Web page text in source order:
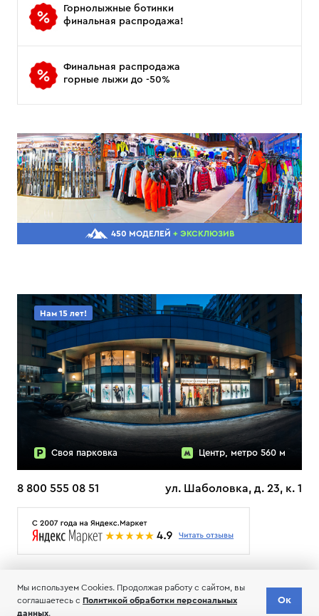
Доставка
Добавить в корзину
Горнолыжные ботинки
финальная распродажа!
Финальная распродажа
горные лыжи до -50%
450 МОДЕЛЕЙ + ЭКСКЛЮЗИВ
Нам 15 лет!
Своя парковка Центр, метро 560 м
8 800 555 08 51 ул. Шаболовка, д. 23, к. 1
© 2006-2026 Пределанет
Мы используем Cookies. Продолжая работу с сайтом, вы
соглашаетесь с Политикой обработки персональных
данных.
Ок